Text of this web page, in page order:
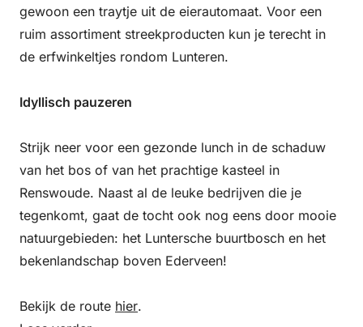
gewoon een traytje uit de eierautomaat. Voor een
ruim assortiment streekproducten kun je terecht in
de erfwinkeltjes rondom Lunteren.
Idyllisch pauzeren
Strijk neer voor een gezonde lunch in de schaduw
van het bos of van het prachtige kasteel in
Renswoude. Naast al de leuke bedrijven die je
tegenkomt, gaat de tocht ook nog eens door mooie
natuurgebieden: het Luntersche buurtbosch en het
bekenlandschap boven Ederveen!
Bekijk de route hier.